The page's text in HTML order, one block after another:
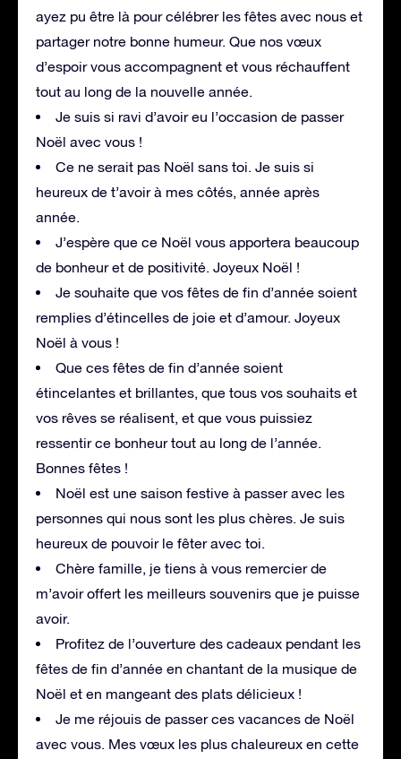
ayez pu être là pour célébrer les fêtes avec nous et
partager notre bonne humeur. Que nos vœux
d’espoir vous accompagnent et vous réchauffent
tout au long de la nouvelle année.
Je suis si ravi d’avoir eu l’occasion de passer
Noël avec vous !
Ce ne serait pas Noël sans toi. Je suis si
heureux de t’avoir à mes côtés, année après
année.
J’espère que ce Noël vous apportera beaucoup
de bonheur et de positivité. Joyeux Noël !
Je souhaite que vos fêtes de fin d’année soient
remplies d’étincelles de joie et d’amour. Joyeux
Noël à vous !
Que ces fêtes de fin d’année soient
étincelantes et brillantes, que tous vos souhaits et
vos rêves se réalisent, et que vous puissiez
ressentir ce bonheur tout au long de l’année.
Bonnes fêtes !
Noël est une saison festive à passer avec les
personnes qui nous sont les plus chères. Je suis
heureux de pouvoir le fêter avec toi.
Chère famille, je tiens à vous remercier de
m’avoir offert les meilleurs souvenirs que je puisse
avoir.
Profitez de l’ouverture des cadeaux pendant les
fêtes de fin d’année en chantant de la musique de
Noël et en mangeant des plats délicieux !
Je me réjouis de passer ces vacances de Noël
avec vous. Mes vœux les plus chaleureux en cette